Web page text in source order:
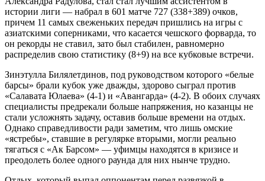
истории лиги — набрал в 601 матче 727 (338+389) очков,
причем 11 самых свеженьких передач пришлись на игры с
азиатскими соперниками, что касается чешского форварда, то
он рекорды не ставил, зато был стабилен, равномерно
распределив свою статистику (8+9) на все кубковые встречи.
Зинэтулла Билялетдинов, под руководством которого «белые
барсы» брали кубок уже дважды, здорово сыграл против
«Салавата Юлаева» (4-1) и «Авангарда» (4-2). В обоих случаях
специалисты предрекали больше напряжения, но казанцы не
стали усложнять задачу, оставив больше времени на отдых.
Однако справедливости ради заметим, что лишь омские
«ястребы», ставшие в регулярке вторыми, могли реально
тягаться с «Ак Барсом» — уфимцы находятся в кризисе и
преодолеть более одного раунда для них нынче трудно.